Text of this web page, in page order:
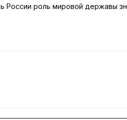
России роль мировой державы